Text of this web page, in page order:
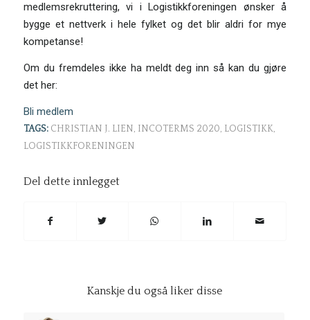
medlemsrekruttering, vi i Logistikkforeningen ønsker å
bygge et nettverk i hele fylket og det blir aldri for mye
kompetanse!
Om du fremdeles ikke ha meldt deg inn så kan du gjøre
det her:
Bli medlem
TAGS: CHRISTIAN J. LIEN INCOTERMS 2020 LOGISTIKK
LOGISTIKKFORENINGEN
Del dette innlegget
Kanskje du også liker disse